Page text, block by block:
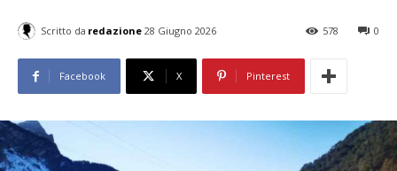
Scritto da redazione 28 Giugno 2026 0
578
Facebook X Pinterest